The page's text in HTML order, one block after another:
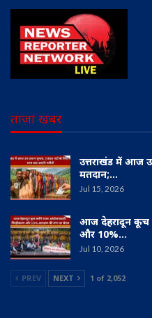
ताज़ा खबर
उत्तराखंड में आज
मतदान;…
Jul 15, 2026
आज देहरादून कूच
और 10%…
Jul 10, 2026
PREV NEXT 1 of 2,052